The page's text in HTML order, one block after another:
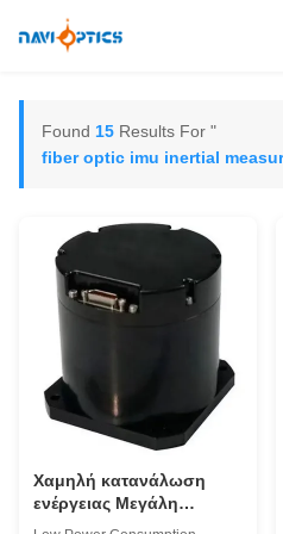
Found 15 Results For "
fiber optic imu inertial
Χαμηλή κατανάλωση
ενέργειας Μεγάλη
ακρίβεια Μικρό μέγεθος